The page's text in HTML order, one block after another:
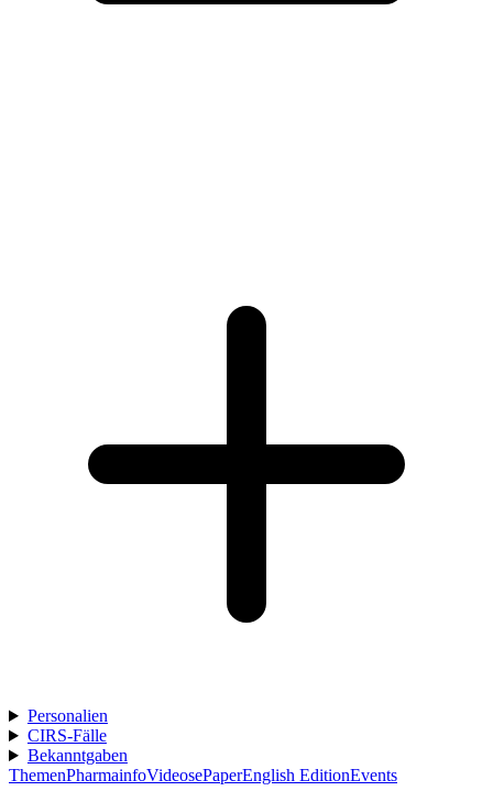
Personalien
CIRS-Fälle
Bekanntgaben
ThemenPharmainfoVideosePaperEnglish EditionEvents